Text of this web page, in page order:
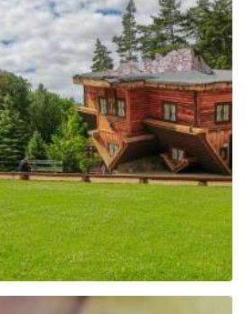
für Bildung
der
in Szymbark